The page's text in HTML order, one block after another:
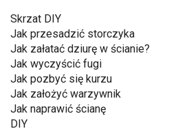
Skrzat DIY
Jak przesadzić storczyka
Jak załatać dziurę w ścianie?
Jak wyczyścić fugi
Jak pozbyć się kurzu
Jak założyć warzywnik
Jak naprawić ścianę
DIY